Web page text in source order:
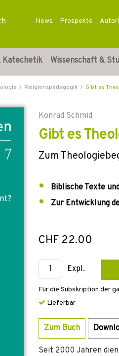
News Prospekte
Katechetik Wissenschaft &
Religionspädagogik Gibt es
Konrad Schmid
Gibt es
Zum
Biblische Texte
Zur Entwicklung
CHF 22.00
Expl.
Für die Subskription der
Lieferbar
Zum Buch
Seit 2000 Jahren